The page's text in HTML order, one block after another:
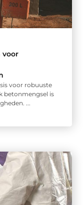
voor
voor robuuste
betonmengsel is
...